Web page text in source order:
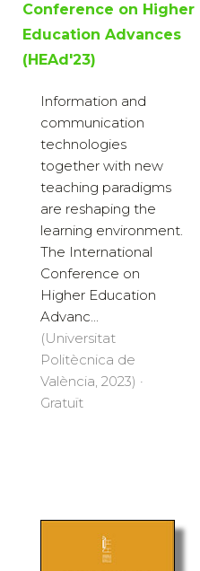
Conference on Higher
Education Advances
(HEAd'23)
Information and
communication
technologies
together with new
teaching paradigms
are reshaping the
learning environment.
The International
Conference on
Higher Education
Advanc...
(Universitat
Politècnica de
València, 2023) ·
Gratuït